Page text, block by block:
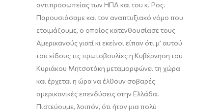
αντιπροσωπείας των ΗΠΑ και του κ. Ρος.
Παρουσιάσαμε και τον αναπτυξιακό νόμο που
ετοιμάζουμε, ο οποίος κατενθουσίασε τους
Αμερικανούς γιατί κι εκείνοι είπαν ότι μ’ αυτού
του είδους τις πρωτοβουλίες η Κυβέρνηση του
Κυριάκου Μητσοτάκη μεταμορφώνει τη χώρα
και έρχεται η ώρα να έλθουν σοβαρές
αμερικανικές επενδύσεις στην Ελλάδα.
Πιστεύουμε, λοιπόν, ότι ήταν μια πολύ